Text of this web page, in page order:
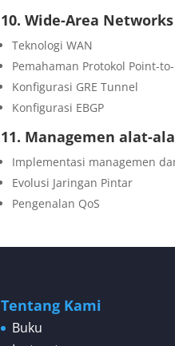
10. Wide-Area Networks
Teknologi WAN
Pemahaman Protokol Point-
Konfigurasi GRE Tunnel
Konfigurasi EBGP
11. Managemen alat-
Implementasi managemen
Evolusi Jaringan Pintar
Pengenalan QoS
Tentang Kami
Buku